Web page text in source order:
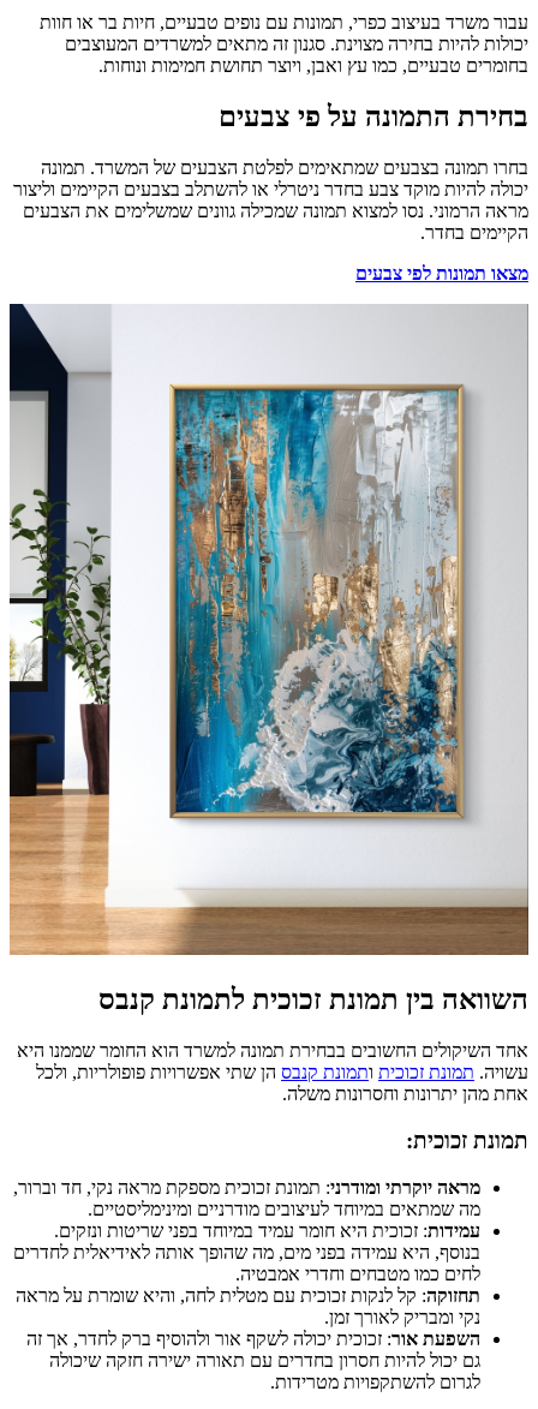
עבור משרד בעיצוב כפרי, תמונות עם נופים טבעיים, חיות בר או חוות
יכולות להיות בחירה מצוינת. סגנון זה מתאים למשרדים המעוצבים
בחומרים טבעיים, כמו עץ ואבן, ויוצר תחושת חמימות ונוחות.
בחירת התמונה על פי צבעים
בחרו תמונה בצבעים שמתאימים לפלטת הצבעים של המשרד. תמונה
יכולה להיות מוקד צבע בחדר ניטרלי או להשתלב בצבעים הקיימים וליצור
מראה הרמוני. נסו למצוא תמונה שמכילה גוונים שמשלימים את הצבעים
הקיימים בחדר.
מצאו תמונות לפי צבעים
השוואה בין תמונת זכוכית לתמונת קנבס
אחד השיקולים החשובים בבחירת תמונה למשרד הוא החומר שממנו היא
עשויה. תמונת זכוכית ותמונת קנבס הן שתי אפשרויות פופולריות, ולכל
אחת מהן יתרונות וחסרונות משלה.
תמונת זכוכית:
מראה יוקרתי ומודרני: תמונת זכוכית מספקת מראה נקי, חד וברור,
מה שמתאים במיוחד לעיצובים מודרניים ומינימליסטיים.
עמידות: זכוכית היא חומר עמיד במיוחד בפני שריטות ונזקים.
בנוסף, היא עמידה בפני מים, מה שהופך אותה לאידיאלית לחדרים
לחים כמו מטבחים וחדרי אמבטיה.
תחזוקה: קל לנקות זכוכית עם מטלית לחה, והיא שומרת על מראה
נקי ומבריק לאורך זמן.
השפעת אור: זכוכית יכולה לשקף אור ולהוסיף ברק לחדר, אך זה
גם יכול להיות חסרון בחדרים עם תאורה ישירה חזקה שיכולה
לגרום להשתקפויות מטרידות.